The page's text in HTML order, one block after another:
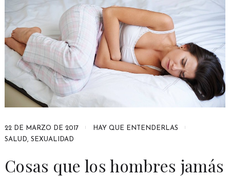
22 DE MARZO DE 2017
HAY QUE ENTENDERLAS
SALUD, SEXUALIDAD
Cosas que los hombres jamás